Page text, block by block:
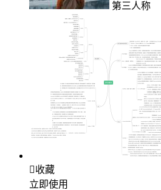
第三人称
收藏
立即使用